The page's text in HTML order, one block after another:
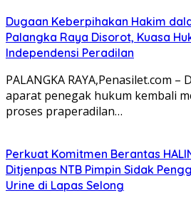
Dugaan Keberpihakan Hakim
Palangka Raya Disorot, Kuasa
Independensi Peradilan
PALANGKA RAYA,Penasilet.com
aparat penegak hukum kembali
proses praperadilan…
Perkuat Komitmen Berantas
Ditjenpas NTB Pimpin Sidak
Urine di Lapas Selong